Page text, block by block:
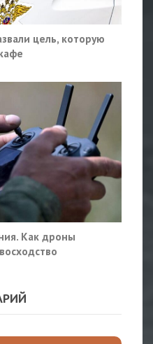
цель, которую
Как дроны